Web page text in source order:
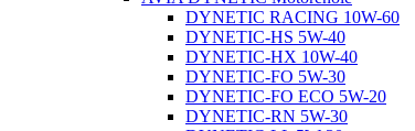
DYNETIC RACING 10W-60
DYNETIC-HS 5W-40
DYNETIC-HX 10W-40
DYNETIC-FO 5W-30
DYNETIC-FO ECO 5W-20
DYNETIC-RN 5W-30